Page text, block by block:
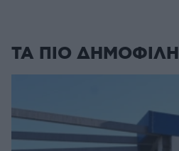
ΤΑ ΠΙΟ ΔΗΜΟΦΙΛΗ